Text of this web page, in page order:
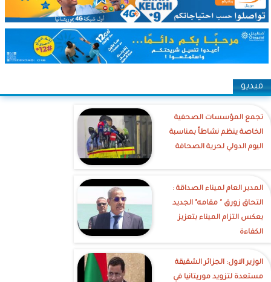
فيديو
تجمع المؤسسات الصحفية
الخاصة ينظم نشاطاً بمناسبة
اليوم الدولي لحرية الصحافة
‎المدير العام لميناء الصداقة :
التحاق زورق " مقامه" الجديد
يعكس التزام الميناء بتعزيز
الكفاءة
الوزير الاول: الجزائر الشقيقة
مستعدة لتزويد موريتانيا في